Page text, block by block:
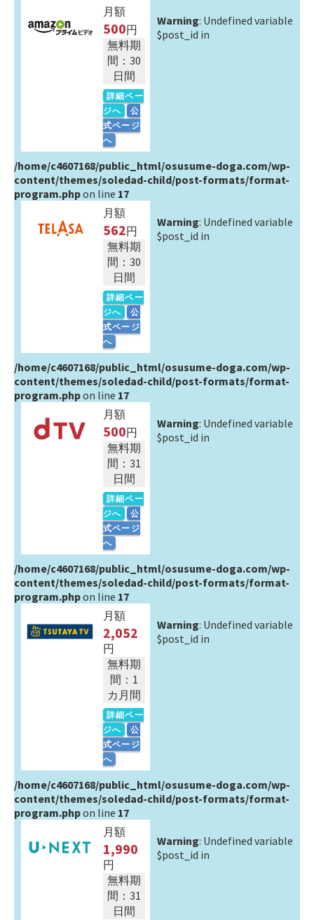
月額
500円
無料期
間：30
日間
詳細ペー
ジへ
公
式ページ
へ
Warning: Undefined variable
$post_id in
/home/c4607168/public_html/osusume-doga.com/wp-
content/themes/soledad-child/post-formats/format-
program.phpon line 17
月額
562円
無料期
間：30
日間
詳細ペー
ジへ
公
式ページ
へ
Warning: Undefined variable
$post_id in
/home/c4607168/public_html/osusume-doga.com/wp-
content/themes/soledad-child/post-formats/format-
program.phpon line 17
月額
500円
無料期
間：31
日間
詳細ペー
ジへ
公
式ページ
へ
Warning: Undefined variable
$post_id in
/home/c4607168/public_html/osusume-doga.com/wp-
content/themes/soledad-child/post-formats/format-
program.phpon line 17
月額
2,052
円
無料期
間：1
カ月間
詳細ペー
ジへ
公
式ページ
へ
Warning: Undefined variable
$post_id in
/home/c4607168/public_html/osusume-doga.com/wp-
content/themes/soledad-child/post-formats/format-
program.phpon line 17
月額
1,990
円
無料期
間：31
日間
Warning: Undefined variable
$post_id in